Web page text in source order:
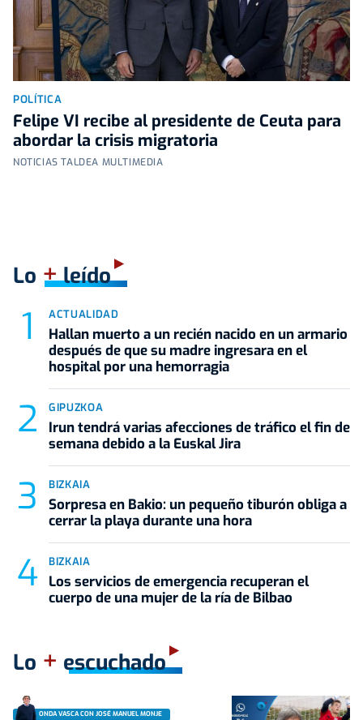
POLÍTICA
Felipe VI recibe al presidente de Ceuta para
abordar la crisis migratoria
NOTICIAS TALDEA MULTIMEDIA
Lo +leído
ACTUALIDAD
Hallan muerto a un recién nacido en un armario
después de que su madre ingresara en el
hospital por una hemorragia
GIPUZKOA
Irun tendrá varias afecciones de tráfico el fin de
semana debido a la Euskal Jira
BIZKAIA
Sorpresa en Bakio: un pequeño tiburón obliga a
cerrar la playa durante una hora
BIZKAIA
Los servicios de emergencia recuperan el
cuerpo de una mujer de la ría de Bilbao
Lo + escuchado
ONDA VASCA CON JOSÉ MANUEL MONJE